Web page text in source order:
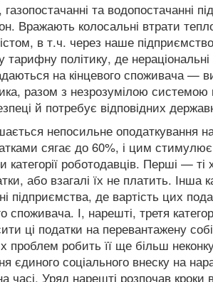
та водопостачанні
Вражають колосальні втрати
в т.ч. через наше
політику, де нераціональні
на кінцевого споживача —
разом з незрозумілою системою
й потребує відповідних
непосильне оподаткування
сягає до 60%, і цим стимулює
роботодавців. Перші — ті
або взагалі їх не платить. Інша
підприємства, де вартість цих
І, нарешті, третя
ці податки на перевантажену
проблем робить її ще більш
соціального внеску на
Уряд нарешті розпочав кроки